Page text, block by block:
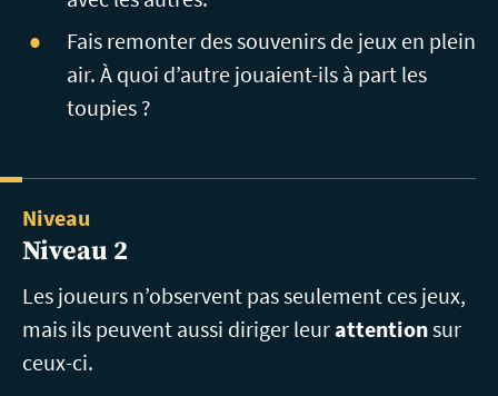
Fais remonter des souvenirs de jeux en plein
air. À quoi d’autre jouaient-ils à part les
toupies ?
Niveau
Niveau 2
Les joueurs n’observent pas seulement ces jeux,
mais ils peuvent aussi diriger leurattentionsur
ceux-ci.